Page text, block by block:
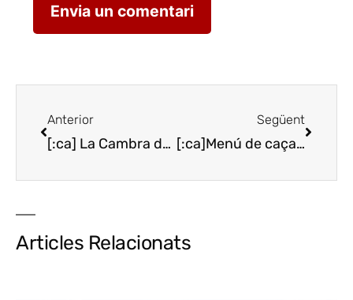
Anterior
[:ca] La Cambra de Lleida organitza Pirineus Gourmet amb productors i distribuïdors d’Andorra, Girona i França[:es]La Cámara de Lleida organiza Pirineus Gourmet con productos y distribuidores de Andorra, Gerona y Francia[:en]The Lleida Chamber organizes Pirineus Gourmet with products and distributors from Andorra, Girona and France[:]
Següent
[:ca]Menú de caça i tòfona a l’Hotel Gallery de Barcelona[:es]Menú de caza y trufa en el Hotel Gallery de Barcelona[:]
Articles Relacionats